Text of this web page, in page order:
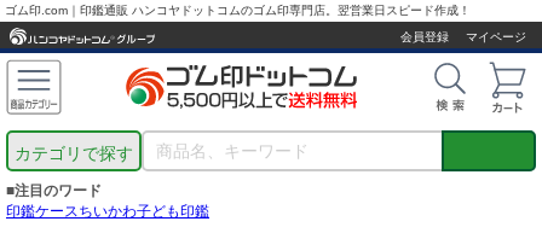
ゴム印.com｜印鑑通販 ハンコヤドットコムのゴム印専門店。翌営業日スピード作成！
会員登録
マイページ
カテゴリで探す
■注目のワード
印鑑ケースちいかわ子ども印鑑